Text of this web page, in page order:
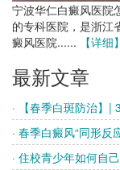
宁波华仁白癜风医院
的专科医院，是浙江
癜风医院......
【详细】
最新文章
· 【春季白斑防治】|
· 春季白癜风“同形反
· 住校青少年如何自